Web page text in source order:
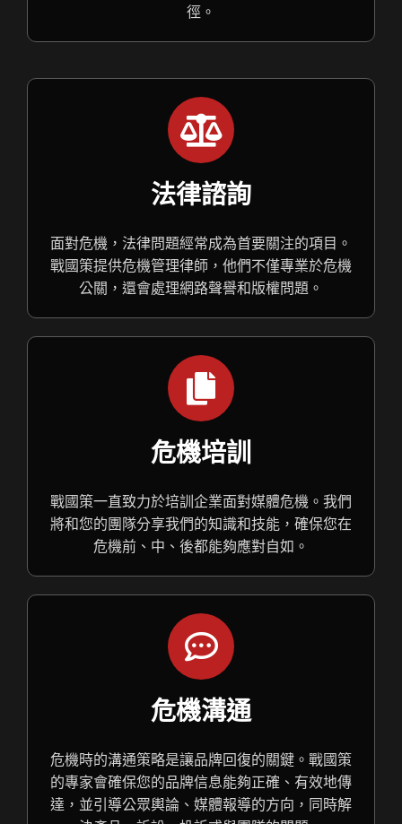
徑。
法律諮詢
面對危機，法律問題經常成為首要關注的項目。
戰國策提供危機管理律師，他們不僅專業於危機
公關，還會處理網路聲譽和版權問題。
危機培訓
戰國策一直致力於培訓企業面對媒體危機。我們
將和您的團隊分享我們的知識和技能，確保您在
危機前、中、後都能夠應對自如。
危機溝通
危機時的溝通策略是讓品牌回復的關鍵。戰國策
的專家會確保您的品牌信息能夠正確、有效地傳
達，並引導公眾輿論、媒體報導的方向，同時解